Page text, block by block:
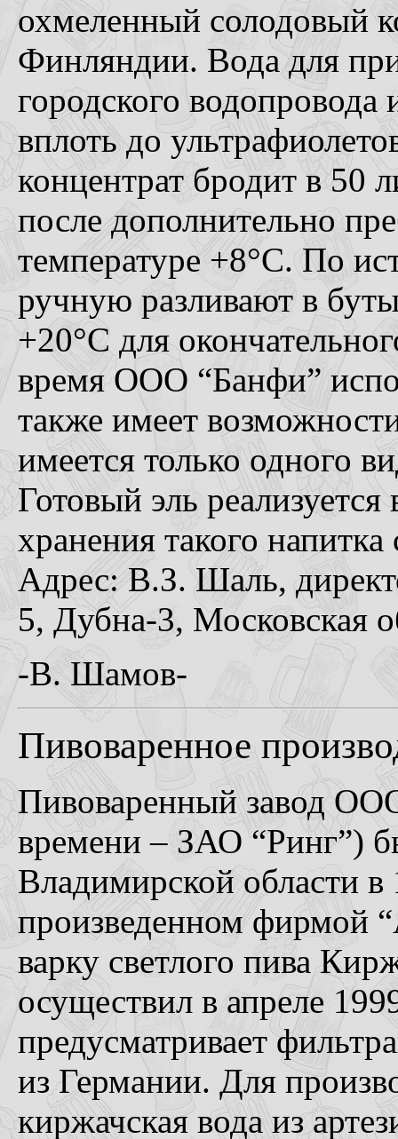
охмеленный солодовый
Финляндии. Вода для
городского
вплоть до
концентрат бродит в 50
после дополнительно
температуре +8°С. По
ручную разливают в
+20°С для
время ООО “Банфи”
также имеет
имеется только одного
Готовый эль
хранения такого напитка
Адрес: В.З. Шаль,
5, Дубна-3, Московская
-В. Шамов-
Пивоваренное
Пивоваренный завод
времени – ЗАО “Ринг”)
Владимирской области в
произведенном фирмой
варку светлого пива
осуществил в апреле
предусматривает
из Германии. Для
киржачская вода из